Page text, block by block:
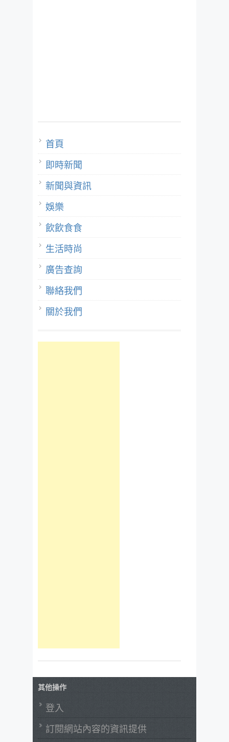
首頁
即時新聞
新聞與資訊
娛樂
飲飲食食
生活時尚
廣告查詢
聯絡我們
關於我們
其他操作
登入
訂閱網站內容的資訊提供